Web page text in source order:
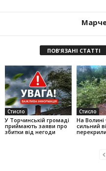
ПОВ'ЯЗАНІ СТАТТІ
Стисло
У Торчинській громаді
приймають заяви про
збитки від негоди
Стисло
На Волині
сильний